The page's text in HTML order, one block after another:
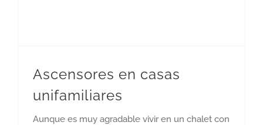
Ascensores en casas
unifamiliares
Aunque es muy agradable vivir en un chalet con